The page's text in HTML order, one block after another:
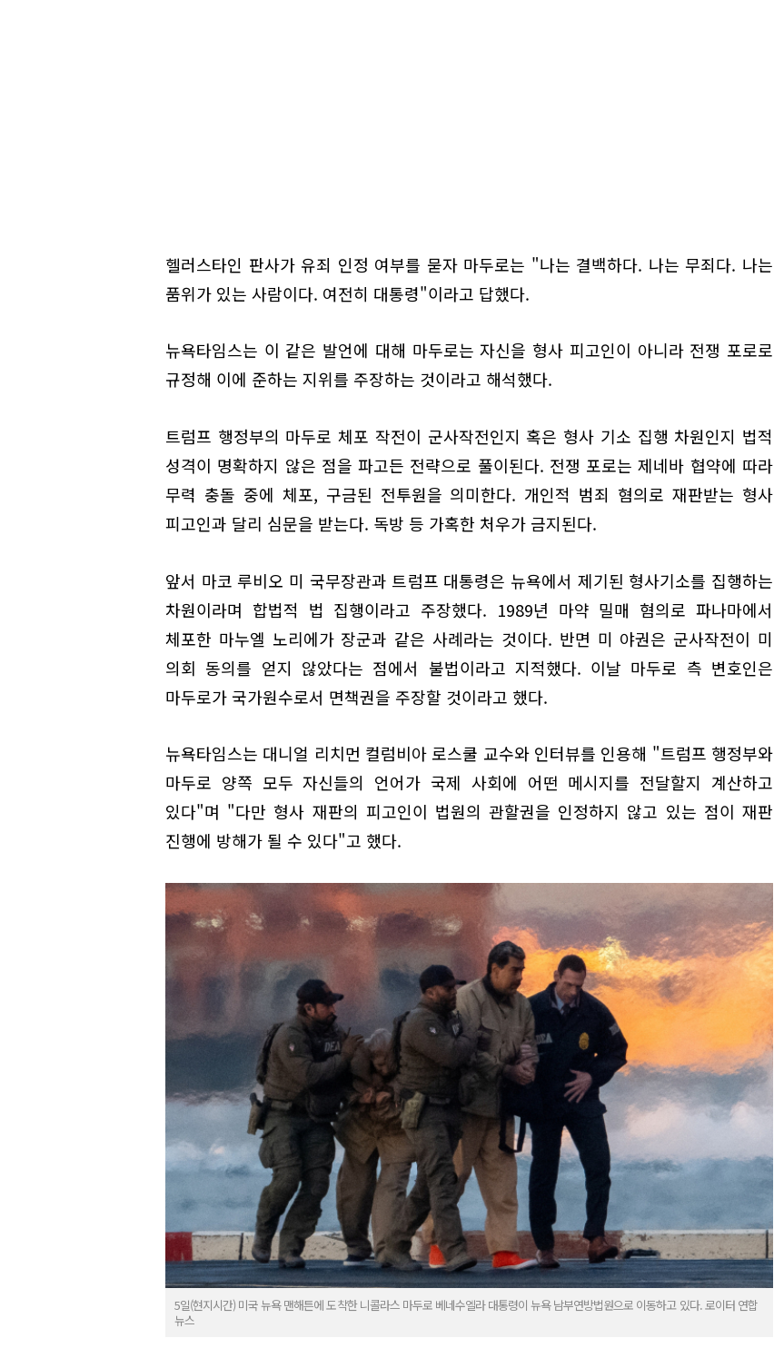
헬러스타인 판사가 유죄 인정 여부를 묻자 마두로는 "나는 결백하다. 나는 무죄다. 나는
품위가 있는 사람이다. 여전히 대통령"이라고 답했다.
뉴욕타임스는 이 같은 발언에 대해 마두로는 자신을 형사 피고인이 아니라 전쟁 포로로
규정해 이에 준하는 지위를 주장하는 것이라고 해석했다.
트럼프 행정부의 마두로 체포 작전이 군사작전인지 혹은 형사 기소 집행 차원인지 법적
성격이 명확하지 않은 점을 파고든 전략으로 풀이된다. 전쟁 포로는 제네바 협약에 따라
무력 충돌 중에 체포, 구금된 전투원을 의미한다. 개인적 범죄 혐의로 재판받는 형사
피고인과 달리 심문을 받는다. 독방 등 가혹한 처우가 금지된다.
앞서 마코 루비오 미 국무장관과 트럼프 대통령은 뉴욕에서 제기된 형사기소를 집행하는
차원이라며 합법적 법 집행이라고 주장했다. 1989년 마약 밀매 혐의로 파나마에서
체포한 마누엘 노리에가 장군과 같은 사례라는 것이다. 반면 미 야권은 군사작전이 미
의회 동의를 얻지 않았다는 점에서 불법이라고 지적했다. 이날 마두로 측 변호인은
마두로가 국가원수로서 면책권을 주장할 것이라고 했다.
뉴욕타임스는 대니얼 리치먼 컬럼비아 로스쿨 교수와 인터뷰를 인용해 "트럼프 행정부와
마두로 양쪽 모두 자신들의 언어가 국제 사회에 어떤 메시지를 전달할지 계산하고
있다"며 "다만 형사 재판의 피고인이 법원의 관할권을 인정하지 않고 있는 점이 재판
진행에 방해가 될 수 있다"고 했다.
5일(현지시간) 미국 뉴욕 맨해튼에 도착한 니콜라스 마두로 베네수엘라 대통령이 뉴욕 남부연방법원으로 이동하고 있다. 로이터 연합
뉴스